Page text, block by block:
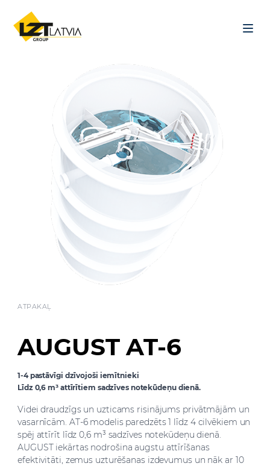
Skip to content
Menu
ATPAKAĻ
AUGUST AT-6
1-4 pastāvīgi dzīvojoši iemītnieki
Līdz 0,6 m³ attīrītiem sadzīves notekūdeņu dienā.
Videi draudzīgs un uzticams risinājums privātmājām un
vasarnīcām. AT-6 modelis paredzēts 1 līdz 4 cilvēkiem un
spēj attīrīt līdz 0,6 m³ sadzīves notekūdeņu dienā.
AUGUST iekārtas nodrošina augstu attīrīšanas
efektivitāti, zemus uzturēšanas izdevumus un nāk ar 10